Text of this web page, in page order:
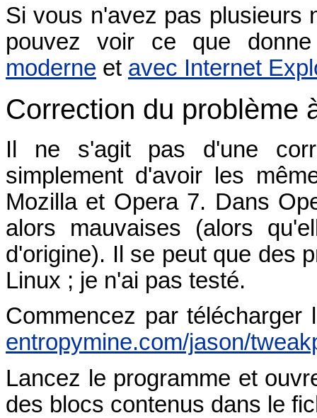
Si vous n'avez pas plusieurs
pouvez voir ce que
moderne et avec Internet
Correction du problème
Il ne s'agit pas d'une
simplement d'avoir les
Mozilla et Opera 7. Dans
alors mauvaises (alors
d'origine). Il se peut que des
Linux ; je n'ai pas testé.
Commencez par
entropymine.com/jason/
Lancez le programme et
des blocs contenus dans le